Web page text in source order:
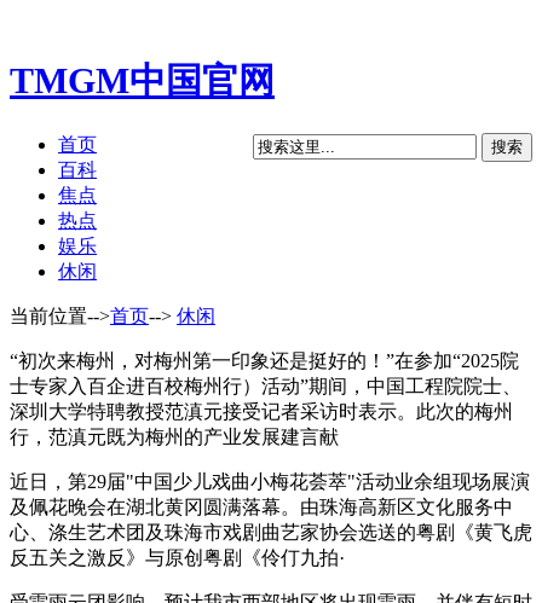
TMGM中国官网
首页
百科
焦点
热点
娱乐
休闲
当前位置-->首页--> 休闲
“初次来梅州，对梅州第一印象还是挺好的！”在参加“2025院
士专家入百企进百校梅州行）活动”期间，中国工程院院士、
深圳大学特聘教授范滇元接受记者采访时表示。此次的梅州
行，范滇元既为梅州的产业发展建言献
近日，第29届"中国少儿戏曲小梅花荟萃"活动业余组现场展演
及佩花晚会在湖北黄冈圆满落幕。由珠海高新区文化服务中
心、涤生艺术团及珠海市戏剧曲艺家协会选送的粤剧《黄飞虎
反五关之激反》与原创粤剧《伶仃九拍·